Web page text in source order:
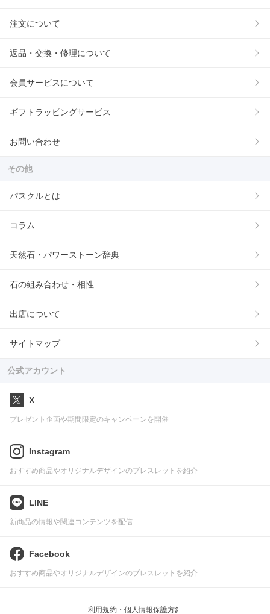
注文について
返品・交換・修理について
会員サービスについて
ギフトラッピングサービス
お問い合わせ
その他
パスクルとは
コラム
天然石・パワーストーン辞典
石の組み合わせ・相性
出店について
サイトマップ
公式アカウント
X
プレゼント企画や期間限定のキャンペーンを開催
Instagram
おすすめ商品やオリジナルデザインのブレスレットを紹介
LINE
新商品の情報や関連コンテンツを配信
Facebook
おすすめ商品やオリジナルデザインのブレスレットを紹介
利用規約・個人情報保護方針